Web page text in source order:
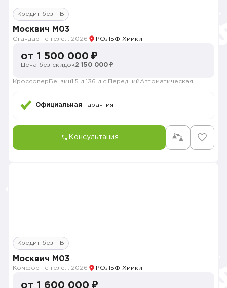
Кредит без ПВ
Москвич M03
2026 РОЛЬФ Химки
от 1 500 000 ₽
Цена без скидок2 150 000 ₽
Кроссовер Бензин1.5 л. 136 л.с. ПереднийАвтоматическая
Официальная гарантия
Консультация
Кредит без ПВ
Москвич M03
2026 РОЛЬФ Химки
от 1 600 000 ₽